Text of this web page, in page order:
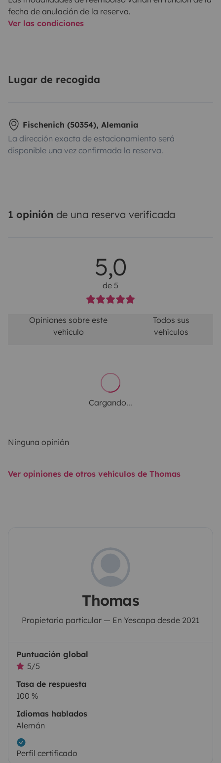
fecha de anulación de la reserva.
Ver las condiciones
Lugar de recogida
Fischenich (50354), Alemania
La dirección exacta de estacionamiento será
disponible una vez confirmada la reserva.
1 opinión de una reserva verificada
5,0
de 5
Opiniones sobre este
vehículo
Todos sus
vehículos
Cargando...
Ninguna opinión
Ver opiniones de otros vehículos de Thomas
Thomas
Propietario particular — En Yescapa desde 2021
Puntuación global
5/5
Tasa de respuesta
100 %
Idiomas hablados
Alemán
Perfil certificado